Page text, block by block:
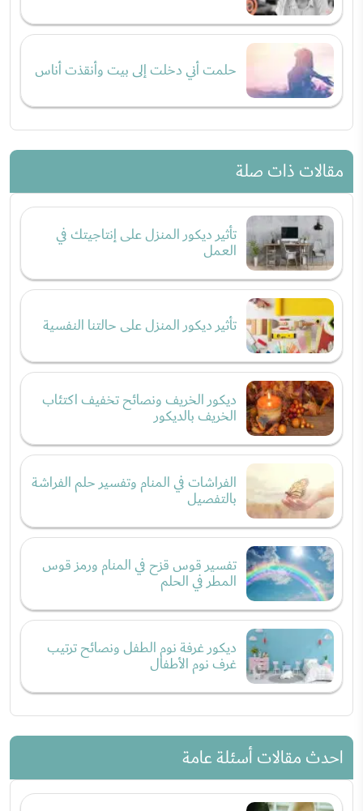
حلمت أني دخلت إلى بيت وأنقذت أناس
مقالات ذات صلة
تأثير ديكور المنزل على إنتاجيتك في
العمل
تأثير ديكور المنزل على حالتنا النفسية
ديكور الخريف ونصائح تخفيف اكتئاب
الخريف بالديكور
الفراشات في المنام وتفسير حلم الفراشة
بالتفصيل
تفسير قوس قزح في المنام ورمز قوس
المطر في الحلم
ديكور غرفة نوم الطفل ونصائح ترتيب
غرف نوم الأطفال
احدث مقالات أسئلة عامة